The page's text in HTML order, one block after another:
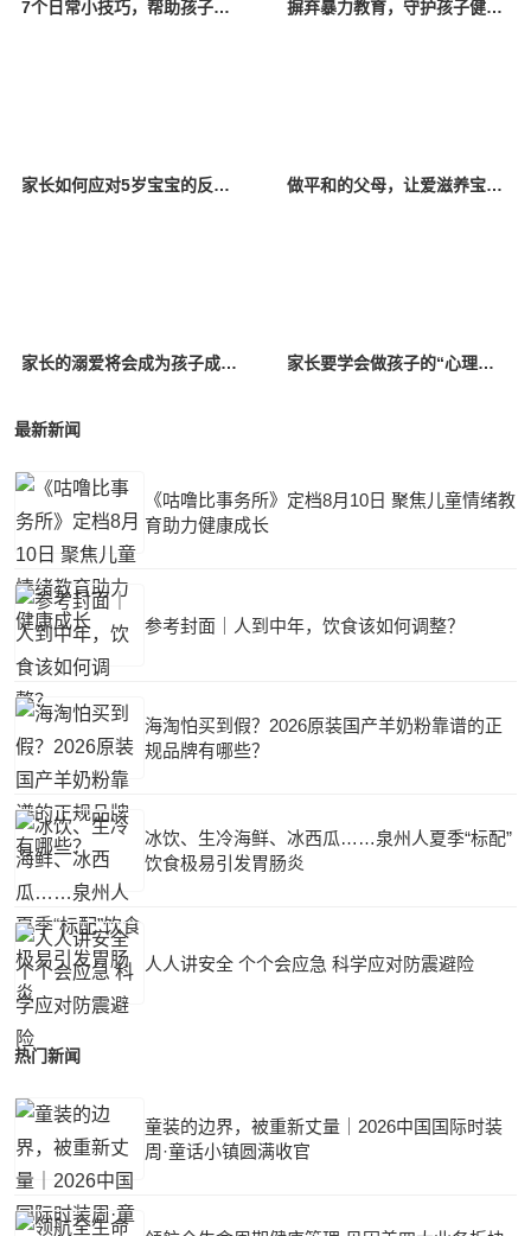
7个日常小技巧，帮助孩子提升智力 摒弃暴力教育，守护孩子健康成长
家长如何应对5岁宝宝的反抗行为？这4个小技巧可以了解一下 做平和的父母，让爱滋养宝贝成长
家长的溺爱将会成为孩子成长过程中的枷锁 家长要学会做孩子的“心理医生”
最新新闻
《咕噜比事务所》定档8月10日 聚焦儿童情绪教
育助力健康成长
参考封面｜人到中年，饮食该如何调整？
海淘怕买到假？2026原装国产羊奶粉靠谱的正
规品牌有哪些？
冰饮、生冷海鲜、冰西瓜……泉州人夏季“标配”
饮食极易引发胃肠炎
人人讲安全 个个会应急 科学应对防震避险
热门新闻
童装的边界，被重新丈量｜2026中国国际时装
周·童话小镇圆满收官